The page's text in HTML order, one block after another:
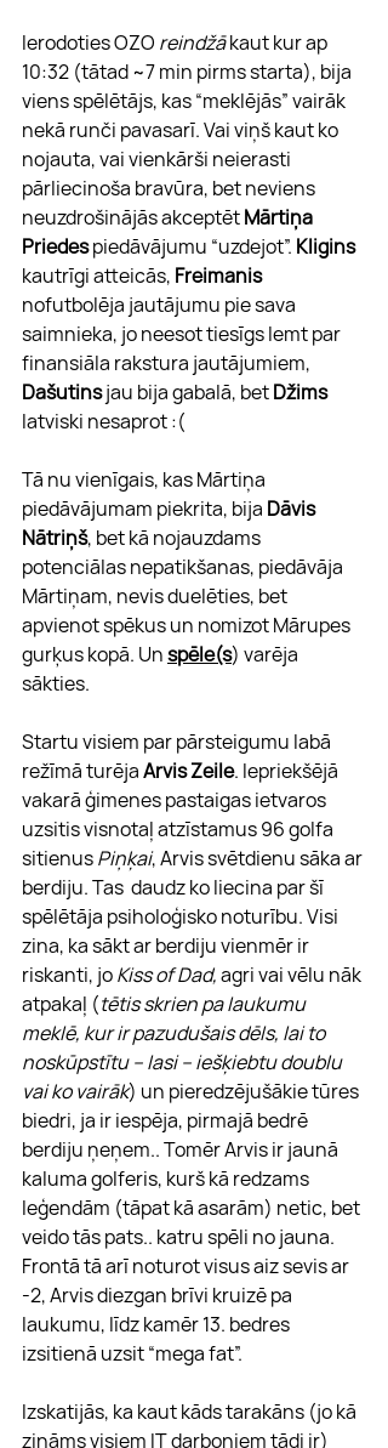
Ierodoties OZO reindžā kaut kur ap
10:32 (tātad ~7 min pirms starta), bija
viens spēlētājs, kas “meklējās” vairāk
nekā runči pavasarī. Vai viņš kaut ko
nojauta, vai vienkārši neierasti
pārliecinoša bravūra, bet neviens
neuzdrošinājās akceptēt Mārtiņa
Priedes piedāvājumu “uzdejot”. Kligins
kautrīgi atteicās, Freimanis
nofutbolēja jautājumu pie sava
saimnieka, jo neesot tiesīgs lemt par
finansiāla rakstura jautājumiem,
Dašutins jau bija gabalā, bet Džims
latviski nesaprot :(
Tā nu vienīgais, kas Mārtiņa
piedāvājumam piekrita, bija Dāvis
Nātriņš, bet kā nojauzdams
potenciālas nepatikšanas, piedāvāja
Mārtiņam, nevis duelēties, bet
apvienot spēkus un nomizot Mārupes
gurķus kopā. Un spēle(s) varēja
sākties.
Startu visiem par pārsteigumu labā
režīmā turēja Arvis Zeile. Iepriekšējā
vakarā ģimenes pastaigas ietvaros
uzsitis visnotaļ atzīstamus 96 golfa
sitienus Piņķai, Arvis svētdienu sāka ar
berdiju. Tas  daudz ko liecina par šī
spēlētāja psiholoģisko noturību. Visi
zina, ka sākt ar berdiju vienmēr ir
riskanti, jo Kiss of Dad, agri vai vēlu nāk
atpakaļ (tētis skrien pa laukumu
meklē, kur ir pazudušais dēls, lai to
noskūpstītu – lasi – iešķiebtu doublu
vai ko vairāk) un pieredzējušākie tūres
biedri, ja ir iespēja, pirmajā bedrē
berdiju ņeņem.. Tomēr Arvis ir jaunā
kaluma golferis, kurš kā redzams
leģendām (tāpat kā asarām) netic, bet
veido tās pats.. katru spēli no jauna.
Frontā tā arī noturot visus aiz sevis ar
-2, Arvis diezgan brīvi kruizē pa
laukumu, līdz kamēr 13. bedres
izsitienā uzsit “mega fat”.
Izskatijās, ka kaut kāds tarakāns (jo kā
zināms visiem IT darboņiem tādi ir)